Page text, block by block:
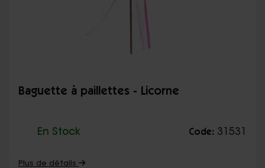
Baguette à paillettes - Licorne
En Stock Code: 31531
Plus de détails